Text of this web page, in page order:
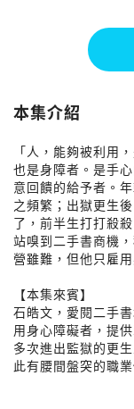
本集介紹
「人，能夠被利用
也是身障者。是手
意回饋的給予者。
之頻繁；出獄更生
了，前半生打打殺
站嗅到二手書商機
營雖難，但他只雇
【本集來賓】
石皓文，愛閱二手
用身心障礙者，提
多次進出監獄的更
此有腰間盤突的職